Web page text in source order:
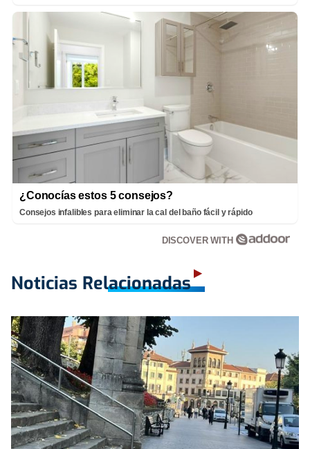
¿Conocías estos 5 consejos?
Consejos infalibles para eliminar la cal del baño fácil y rápido
DISCOVER WITH
Noticias Relacionadas